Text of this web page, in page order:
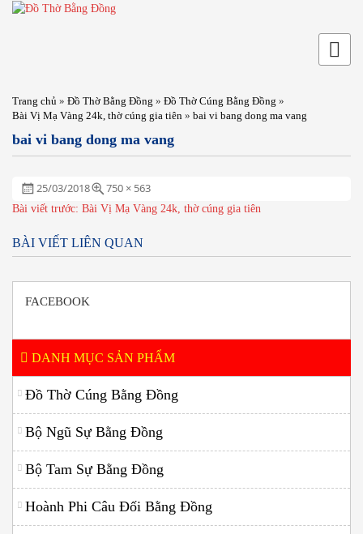
Trang chủ » Đồ Thờ Bằng Đồng » Đồ Thờ Cúng Bằng Đồng »
Bài Vị Mạ Vàng 24k, thờ cúng gia tiên » bai vi bang dong ma vang
bai vi bang dong ma vang
Đăng
ngày:
25/03/2018
Full
size
750 × 563
ĐIỀU
BÀI
VIẾT
Bài viết trước: Bài Vị Mạ Vàng 24k, thờ cúng gia tiên
BÀI VIẾT LIÊN QUAN
FACEBOOK
DANH MỤC SẢN PHẨM
Đồ Thờ Cúng Bằng Đồng
Bộ Ngũ Sự Bằng Đồng
Bộ Tam Sự Bằng Đồng
Hoành Phi Câu Đối Bằng Đồng